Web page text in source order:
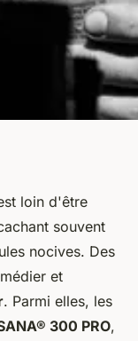
loin d'être
souvent
nocives. Des
et
. Parmi elles, les
300 PRO,